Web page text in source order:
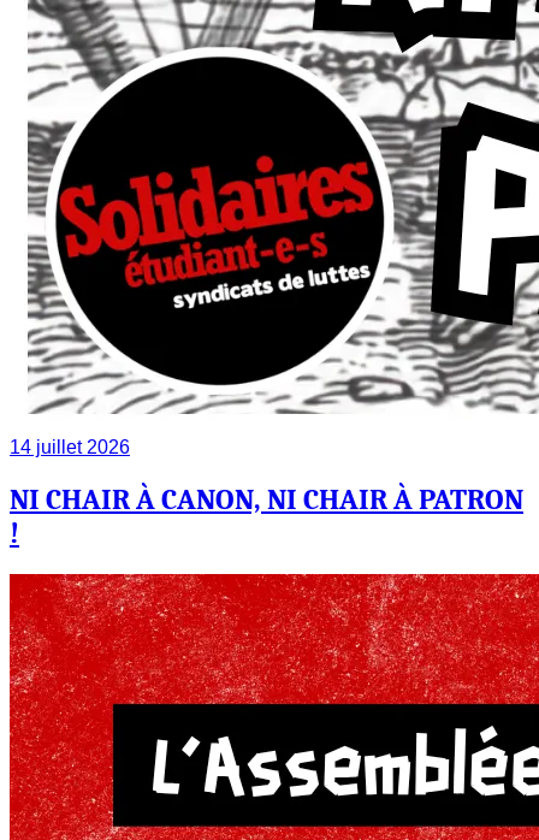
14 juillet 2026
NI CHAIR À CANON, NI CHAIR À PATRON
!